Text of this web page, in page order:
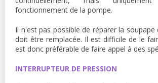
fonctionnement de la pompe.
Il n'est pas possible de réparer la soupape
doit être remplacée. Il est difficile de le
est donc préférable de faire appel à des
INTERRUPTEUR DE PRESSION